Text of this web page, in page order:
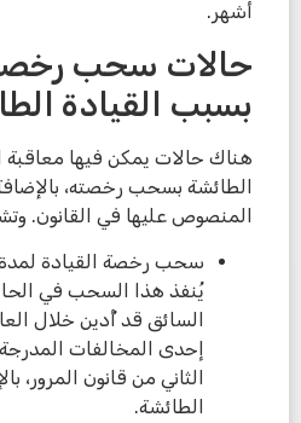
أشهر.
حالات سحب رخصة
بسبب القيادة
هناك حالات يمكن فيها معاقبة
الطائشة بسحب رخصته،
المنصوص عليها في القانون.
سحب رخصة القيادة
يُنفذ هذا السحب في
السائق قد أُدين خلال
إحدى المخالفات
الثاني من قانون المرور،
الطائشة.